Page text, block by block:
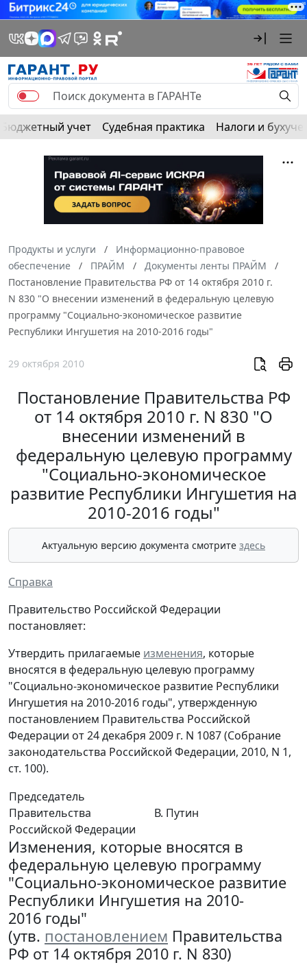
Бюджетный учет Судебная практика Налоги и
Продукты и услуги
Информационно-правовое
обеспечение
ПРАЙМ
Документы ленты ПРАЙМ
Постановление Правительства РФ от 14 октября 2010 г.
N 830 "О внесении изменений в федеральную целевую
программу "Социально-экономическое развитие
Республики Ингушетия на 2010-2016 годы"
29 октября 2010
Постановление Правительства РФ
от 14 октября 2010 г. N 830 "О
внесении изменений в
федеральную целевую программу
"Социально-экономическое
развитие Республики Ингушетия на
2010-2016 годы"
Актуальную версию документа смотрите здесь
Справка
Правительство Российской Федерации
постановляет:
Утвердить прилагаемые изменения, которые
вносятся в федеральную целевую программу
"Социально-экономическое развитие Республики
Ингушетия на 2010-2016 годы", утвержденную
постановлением Правительства Российской
Федерации от 24 декабря 2009 г. N 1087 (Собрание
законодательства Российской Федерации, 2010, N 1,
ст. 100).
Председатель
Правительства
Российской Федерации
В. Путин
Изменения, которые вносятся в
федеральную целевую программу
"Социально-экономическое развитие
Республики Ингушетия на 2010-
2016 годы"
(утв. постановлением Правительства
РФ от 14 октября 2010 г. N 830)